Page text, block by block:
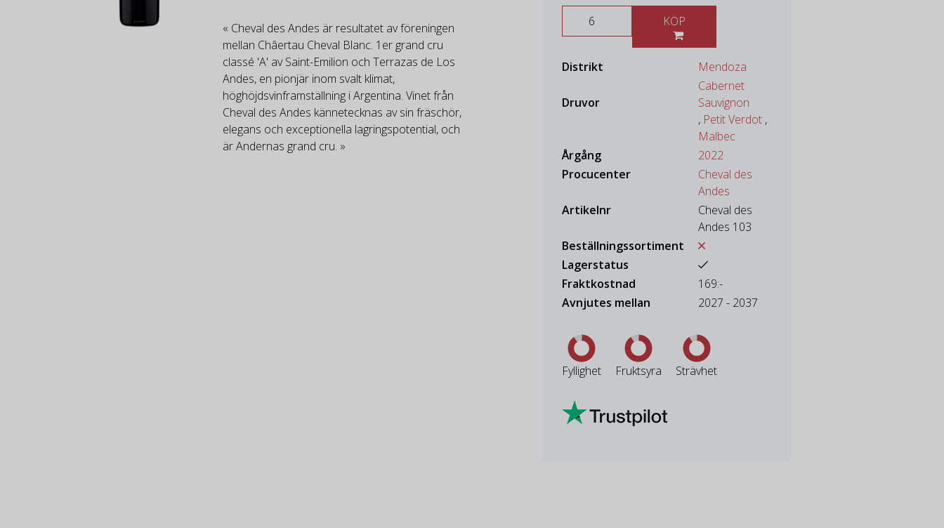
« Cheval des Andes är resultatet av föreningen
mellan Châertau Cheval Blanc. 1er grand cru
classé 'A' av Saint-Emilion och Terrazas de Los
Andes, en pionjär inom svalt klimat,
höghöjdsvinframställning i Argentina. Vinet från
Cheval des Andes kännetecknas av sin fräschör,
elegans och exceptionella lagringspotential, och
är Andernas grand cru. »
Distrikt Mendoza
Druvor
Cabernet
Sauvignon
, Petit Verdot ,
Malbec
Årgång
2022
Procucenter
Cheval des
Andes
Artikelnr
Cheval des
Andes 103
Beställningssortiment
Lagerstatus
Fraktkostnad
169:-
Avnjutes mellan
2027 - 2037
Fyllighet Fruktsyra Strävhet